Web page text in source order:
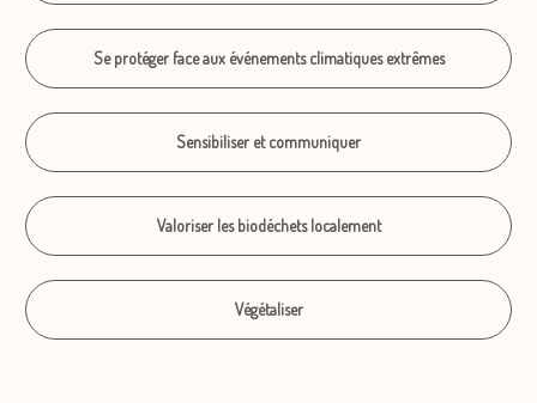
Se protéger face aux événements climatiques extrêmes
Sensibiliser et communiquer
Valoriser les biodéchets localement
Végétaliser